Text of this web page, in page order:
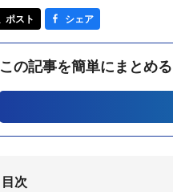
ポスト シェア
この記事を簡単にまとめ
目次